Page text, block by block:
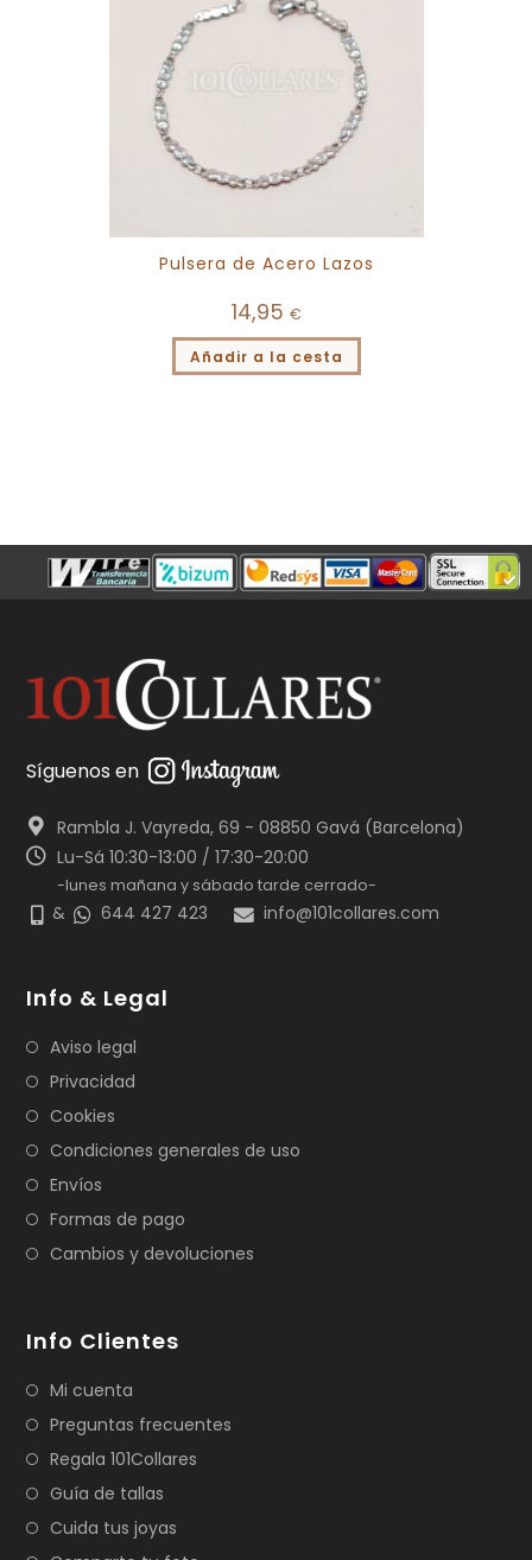
Pulsera de Acero Lazos
14,95 €
Añadir a la cesta
Síguenos en
Rambla J. Vayreda, 69 - 08850 Gavá (Barcelona)
Lu-Sá 10:30-13:00 / 17:30-20:00
-lunes mañana y sábado tarde cerrado-
& 644 427 423 info@101collares.com
Info & Legal
Aviso legal
Privacidad
Cookies
Condiciones generales de uso
Envíos
Formas de pago
Cambios y devoluciones
Info Clientes
Mi cuenta
Preguntas frecuentes
Regala 101Collares
Guía de tallas
Cuida tus joyas